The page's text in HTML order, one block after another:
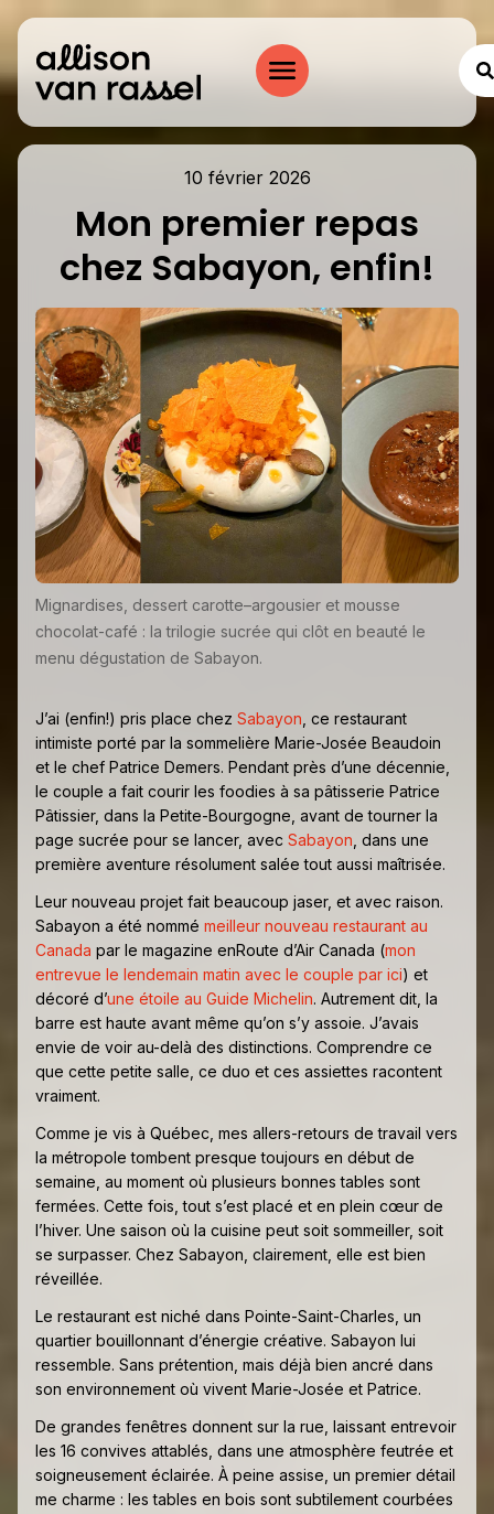
10 février 2026
Mon premier repas
chez Sabayon, enfin!
Mignardises, dessert carotte–argousier et mousse
chocolat-café : la trilogie sucrée qui clôt en beauté le
menu dégustation de Sabayon.
J’ai (enfin!) pris place chez Sabayon , ce restaurant
intimiste porté par la sommelière Marie-Josée Beaudoin
et le chef Patrice Demers. Pendant près d’une décennie,
le couple a fait courir les foodies à sa pâtisserie Patrice
Pâtissier, dans la Petite-Bourgogne, avant de tourner la
page sucrée pour se lancer, avec Sabayon , dans une
première aventure résolument salée tout aussi maîtrisée.
Leur nouveau projet fait beaucoup jaser, et avec raison.
Sabayon a été nommé meilleur nouveau restaurant au
Canada par le magazine enRoute d’Air Canada (mon
entrevue le lendemain matin avec le couple par ici) et
décoré d’une étoile au Guide Michelin. Autrement dit, la
barre est haute avant même qu’on s’y assoie. J’avais
envie de voir au-delà des distinctions. Comprendre ce
que cette petite salle, ce duo et ces assiettes racontent
vraiment.
Comme je vis à Québec, mes allers-retours de travail vers
la métropole tombent presque toujours en début de
semaine, au moment où plusieurs bonnes tables sont
fermées. Cette fois, tout s’est placé et en plein cœur de
l’hiver. Une saison où la cuisine peut soit sommeiller, soit
se surpasser. Chez Sabayon, clairement, elle est bien
réveillée.
Le restaurant est niché dans Pointe-Saint-Charles, un
quartier bouillonnant d’énergie créative. Sabayon lui
ressemble. Sans prétention, mais déjà bien ancré dans
son environnement où vivent Marie-Josée et Patrice.
De grandes fenêtres donnent sur la rue, laissant entrevoir
les 16 convives attablés, dans une atmosphère feutrée et
soigneusement éclairée. À peine assise, un premier détail
me charme : les tables en bois sont subtilement courbées